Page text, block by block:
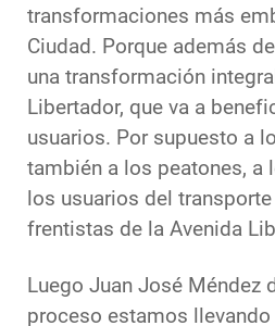
transformaciones más
Ciudad. Porque además
una transformación
Libertador, que va a
usuarios. Por supuesto a
también a los peatones, a
los usuarios del
frentistas de la Avenida
Luego Juan José Méndez
proceso estamos